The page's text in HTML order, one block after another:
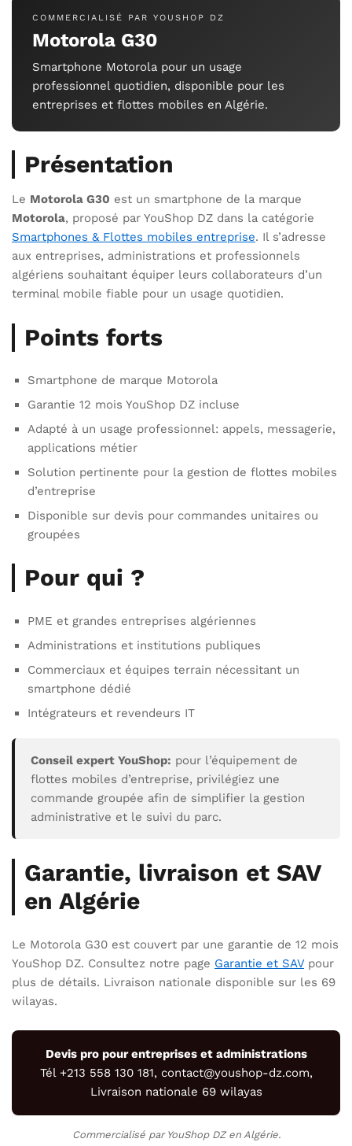
COMMERCIALISÉ PAR YOUSHOP DZ
Motorola G30
Smartphone Motorola pour un usage
professionnel quotidien, disponible pour les
entreprises et flottes mobiles en Algérie.
Présentation
Le Motorola G30 est un smartphone de la marque
Motorola, proposé par YouShop DZ dans la catégorie
Smartphones & Flottes mobiles entreprise. Il s’adresse
aux entreprises, administrations et professionnels
algériens souhaitant équiper leurs collaborateurs d’un
terminal mobile fiable pour un usage quotidien.
Points forts
Smartphone de marque Motorola
Garantie 12 mois YouShop DZ incluse
Adapté à un usage professionnel: appels, messagerie,
applications métier
Solution pertinente pour la gestion de flottes mobiles
d’entreprise
Disponible sur devis pour commandes unitaires ou
groupées
Pour qui ?
PME et grandes entreprises algériennes
Administrations et institutions publiques
Commerciaux et équipes terrain nécessitant un
smartphone dédié
Intégrateurs et revendeurs IT
Conseil expert YouShop: pour l’équipement de
flottes mobiles d’entreprise, privilégiez une
commande groupée afin de simplifier la gestion
administrative et le suivi du parc.
Garantie, livraison et SAV
en Algérie
Le Motorola G30 est couvert par une garantie de 12 mois
YouShop DZ. Consultez notre page Garantie et SAVpour
plus de détails. Livraison nationale disponible sur les 69
wilayas.
Devis pro pour entreprises et administrations
Tél +213 558 130 181, contact@youshop-dz.com,
Livraison nationale 69 wilayas
Commercialisé par YouShop DZ en Algérie.